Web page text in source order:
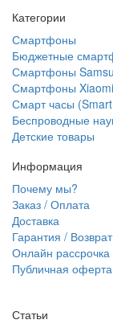
Категории
Смартфоны
Бюджетные
Смартфоны
Смартфоны Xiaomi
Смарт часы
Беспроводные
Детские товары
Информация
Почему мы?
Заказ / Оплата
Доставка
Гарантия / Возврат
Онлайн рассрочка
Публичная оферта
Статьи